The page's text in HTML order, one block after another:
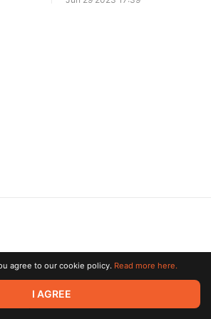
Limited. All rights reserved. All trademarks
respective owners.
agree to our cookie policy. Read more here.
I AGREE